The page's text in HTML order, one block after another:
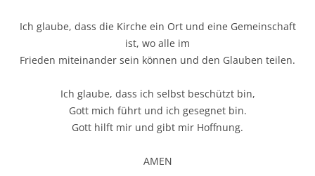
Ich glaube, dass die Kirche ein Ort und eine Gemeinschaft
ist, wo alle im
Frieden miteinander sein können und den Glauben teilen.
Ich glaube, dass ich selbst beschützt bin,
Gott mich führt und ich gesegnet bin.
Gott hilft mir und gibt mir Hoffnung.
AMEN